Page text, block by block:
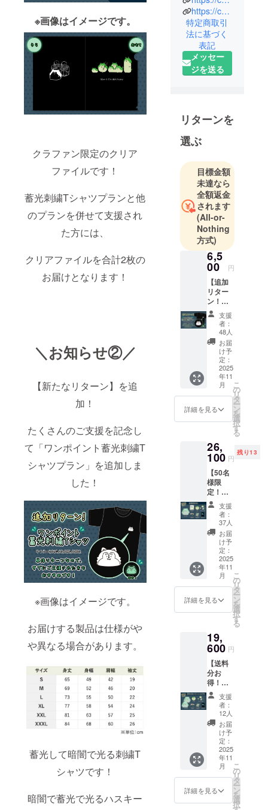
※画像はイメージです。
クラファン限定のクリア
ファイルです！
蓄光刺繍Tシャツプランと他
のプランを併せて支援され
た方には、
クリアファイルを合計2枚の
お届けとなります！
＼お知らせ②／
【新たなリターン】を追
加！
たくさんのご支援を記念し
て「ワンポイント蓄光刺繍T
シャツプラン」を追加しま
した！
※画像はイメージです。
お届けする製品は仕様がや
や異なる場合があります。
蓄光して暗闇で光る刺繍T
シャツです！
暗闇で蓄光で光るハスキー
ン）」は、
株式会社
CAMPFIRE
の商品企画
チームで
す。
ングでの商
目指して、
ターとのコ
ラボ企画や
自社オリジ
ナルのアイ
テム企画を
行ってま
す。
◾️営業日のご
営業時間：
平日 10:00〜
18:00 (土日
祝、年末年
※お問い合わ
せから3営業
日以内にご
返信させて
いただきま
※ ご質問に
よってはお
応えできか
ねる場合も
ございま
す。
◾️ プライバ
シー
お問い合わ
しては、プ
ポリシーに
準じて管理
させていた
だきます。
https://camp-fire.jp/inquiries
特定商取引
法に基づく
表記
メッセー
ジを送る
リターンを
選ぶ
目標金額
未達なら
全額返金
されます
(All-or-
Nothing
方式)
6,5
00 円
【追加
リター
ン！ワ
ンポイ
ント蓄
光刺繍T
シャツ
プラ
ン】 ・
Tシャ
ツ
（サイ
ズ：
S/M/L/X
L/XXL/X
XXL）
イメー
ジで
す。 金
額には
消費税
（10%
）と送
料990円
を含ん
でおり
ます。
支援
者：
48人
お届
け予
定：
2025
年11
月
詳細を見る
こ
の
リ
タ
ー
ン
を
選
択
す
る
26,
100 円
残り13
【50名
様限
定！】
直筆色
紙プラ
いぐる
み 1点
・直筆
色紙 1
点 ・ぷ
に缶 1
点 ・ス
テッ
カー 3
種 1点
キング
テー
プ 1点
・シャ
カシャ
カアク
キー 1
点 ・記
念カー
ド 1点
●色紙イ
ラスト
はイ
メージ
画像に
なりま
す。 ●
支援
者：
37人
お届
け予
定：
2025
年11
月
詳細を見る
こ
の
リ
タ
ー
ン
を
選
択
す
る
19,
600 円
【送料
分お
得！】
蓄光で
光るハ
スキー
いっぱ
いプラ
ン 送料
1,100円
分割引
になっ
ている
お得な
プラン
です。
支援
者：
12人
お届
け予
定：
2025
年11
月
詳細を見る
こ
の
リ
タ
ー
ン
を
選
択